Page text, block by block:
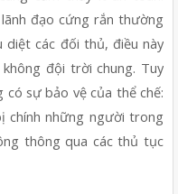
đạo cứng rắn thường
diệt các đối thủ, điều này
đội trời chung. Tuy
có sự bảo vệ của thể chế:
chính những người trong
thông qua các thủ tục